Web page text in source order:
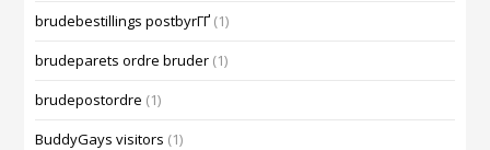
brudebestillings postbyrГҐ (1)
brudeparets ordre bruder (1)
brudepostordre (1)
BuddyGays visitors (1)